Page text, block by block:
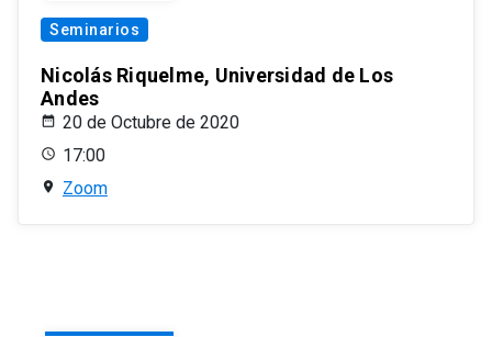
Seminarios
Nicolás Riquelme, Universidad de Los
Andes
20 de Octubre de 2020
17:00
Zoom